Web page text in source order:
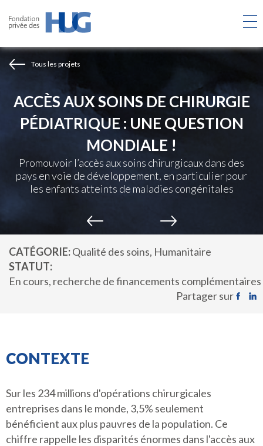
contenu
Tous les projets
ACCÈS AUX SOINS DE CHIRURGIE
PÉDIATRIQUE : UNE QUESTION
MONDIALE !
Promouvoir l’accès aux soins chirurgicaux dans des
pays en voie de développement, en particulier pour
les enfants atteints de maladies congénitales
CATÉGORIE Qualité des soins Humanitaire
STATUT
En cours, recherche de financements complémentaires
Partager sur
CONTEXTE
Sur les 234 millions d'opérations chirurgicales
entreprises dans le monde, 3,5% seulement
bénéficient aux plus pauvres de la population. Ce
chiffre rappelle les disparités énormes dans l'accès aux